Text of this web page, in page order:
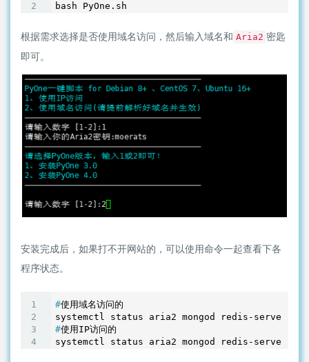
根据需求选择是否使用域名访问，然后输入域名和 Aria2 密匙
即可。
安装完成后，如果打不开网站的，可以使用命令一起查看下各
程序状态。
#使用域名访问的
#使用IP访问的
systemctl status aria2 mongod redis-server